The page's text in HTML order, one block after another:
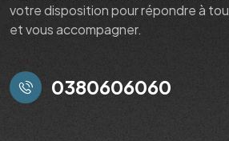
votre disposition pour répondre à
et vous accompagner.
0380606060